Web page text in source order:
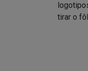
tirar o